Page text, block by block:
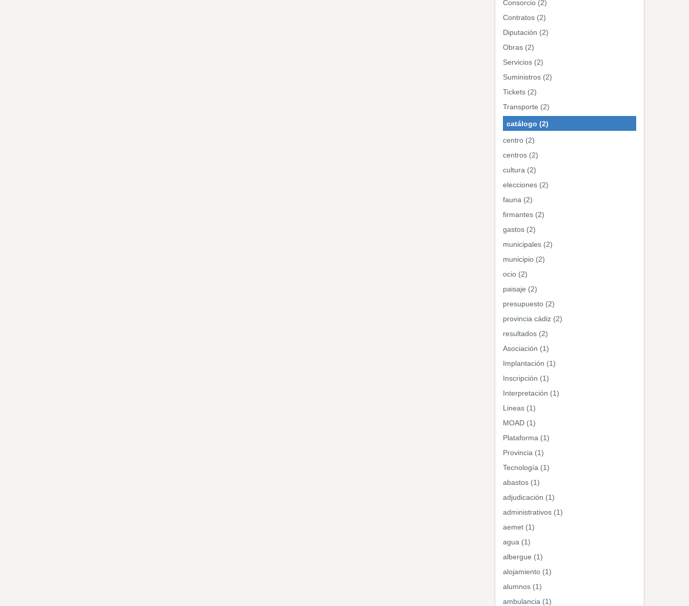
Consorcio (2)
Contratos (2)
Diputación (2)
Obras (2)
Servicios (2)
Suministros (2)
Tickets (2)
Transporte (2)
catálogo (2)
centro (2)
centros (2)
cultura (2)
elecciones (2)
fauna (2)
firmantes (2)
gastos (2)
municipales (2)
municipio (2)
ocio (2)
paisaje (2)
presupuesto (2)
provincia cádiz (2)
resultados (2)
Asociación (1)
Implantación (1)
Inscripción (1)
Interpretación (1)
Lineas (1)
MOAD (1)
Plataforma (1)
Provincia (1)
Tecnología (1)
abastos (1)
adjudicación (1)
administrativos (1)
aemet (1)
agua (1)
albergue (1)
alojamiento (1)
alumnos (1)
ambulancia (1)